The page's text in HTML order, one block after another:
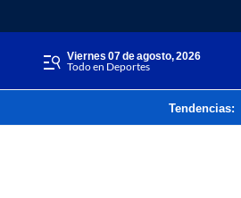
viernes 07 de agosto, 2026
Todo en Deportes
Tendencias: